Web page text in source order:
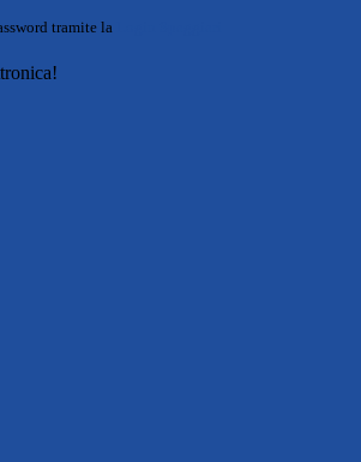
tramite la